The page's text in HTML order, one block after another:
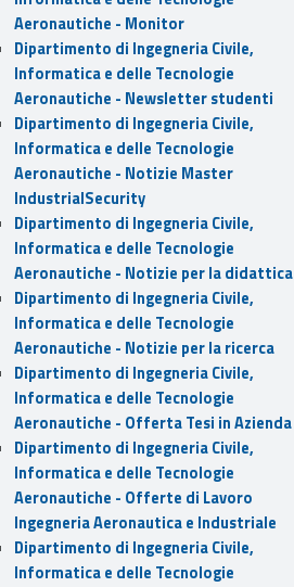
Aeronautiche - Monitor
Dipartimento di Ingegneria Civile,
Informatica e delle Tecnologie
Aeronautiche - Newsletter studenti
Dipartimento di Ingegneria Civile,
Informatica e delle Tecnologie
Aeronautiche - Notizie Master
IndustrialSecurity
Dipartimento di Ingegneria Civile,
Informatica e delle Tecnologie
Aeronautiche - Notizie per la didattica
Dipartimento di Ingegneria Civile,
Informatica e delle Tecnologie
Aeronautiche - Notizie per la ricerca
Dipartimento di Ingegneria Civile,
Informatica e delle Tecnologie
Aeronautiche - Offerta Tesi in Azienda
Dipartimento di Ingegneria Civile,
Informatica e delle Tecnologie
Aeronautiche - Offerte di Lavoro
Ingegneria Aeronautica e Industriale
Dipartimento di Ingegneria Civile,
Informatica e delle Tecnologie